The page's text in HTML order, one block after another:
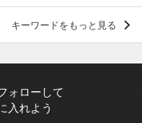
キーワードをもっと見る
ォローして
入れよう